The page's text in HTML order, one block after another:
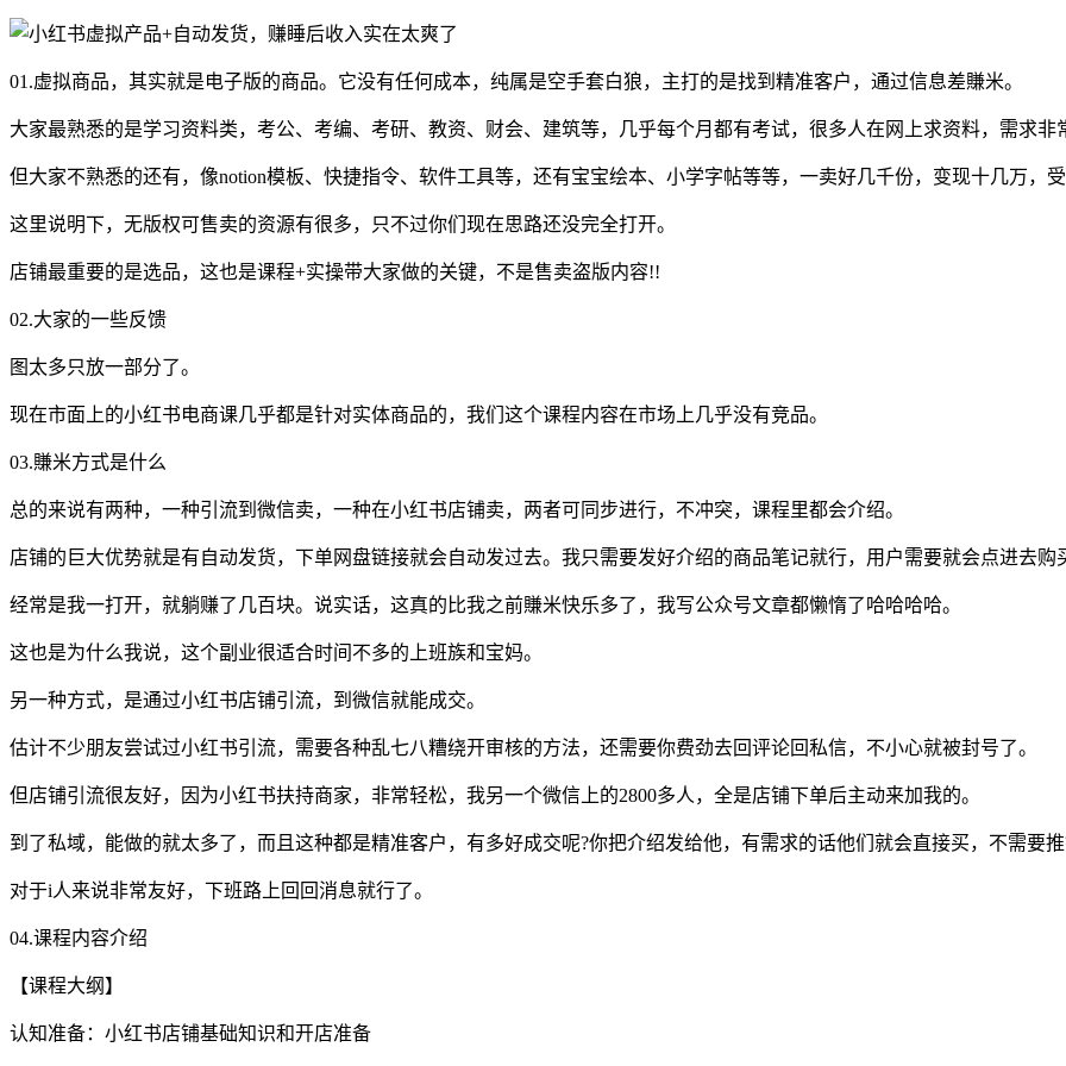
01.虚拟商品，其实就是电子版的商品。它没有任何成本，纯属是空手套白狼，主打的是找到精准客户，通过信息差賺米。
大家最熟悉的是学习资料类，考公、考编、考研、教资、财会、建筑等，几乎每个月都有考试，很多人在网上求资料，需求非
但大家不熟悉的还有，像notion模板、快捷指令、软件工具等，还有宝宝绘本、小学字帖等等，一卖好几千份，变现十几万，
这里说明下，无版权可售卖的资源有很多，只不过你们现在思路还没完全打开。
店铺最重要的是选品，这也是课程+实操带大家做的关键，不是售卖盗版内容!!
02.大家的一些反馈
图太多只放一部分了。
现在市面上的小红书电商课几乎都是针对实体商品的，我们这个课程内容在市场上几乎没有竞品。
03.賺米方式是什么
总的来说有两种，一种引流到微信卖，一种在小红书店铺卖，两者可同步进行，不冲突，课程里都会介绍。
店铺的巨大优势就是有自动发货，下单网盘链接就会自动发过去。我只需要发好介绍的商品笔记就行，用户需要就会点进去购
经常是我一打开，就躺赚了几百块。说实话，这真的比我之前賺米快乐多了，我写公众号文章都懒惰了哈哈哈哈。
这也是为什么我说，这个副业很适合时间不多的上班族和宝妈。
另一种方式，是通过小红书店铺引流，到微信就能成交。
估计不少朋友尝试过小红书引流，需要各种乱七八糟绕开审核的方法，还需要你费劲去回评论回私信，不小心就被封号了。
但店铺引流很友好，因为小红书扶持商家，非常轻松，我另一个微信上的2800多人，全是店铺下单后主动来加我的。
到了私域，能做的就太多了，而且这种都是精准客户，有多好成交呢?你把介绍发给他，有需求的话他们就会直接买，不需要推
对于i人来说非常友好，下班路上回回消息就行了。
04.课程内容介绍
【课程大纲】
认知准备：小红书店铺基础知识和开店准备